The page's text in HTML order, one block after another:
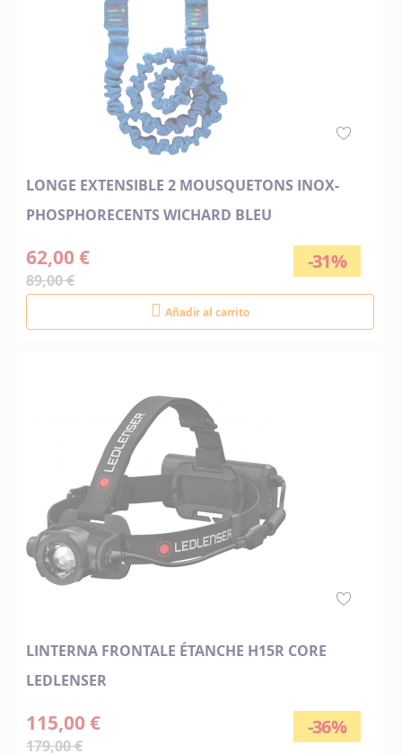
LONGE EXTENSIBLE 2 MOUSQUETONS INOX-
PHOSPHORECENTS WICHARD BLEU
-31%
62,00 €
89,00 €
Añadir al carrito
LINTERNA FRONTALE ÉTANCHE H15R CORE
LEDLENSER
-36%
115,00 €
179,00 €